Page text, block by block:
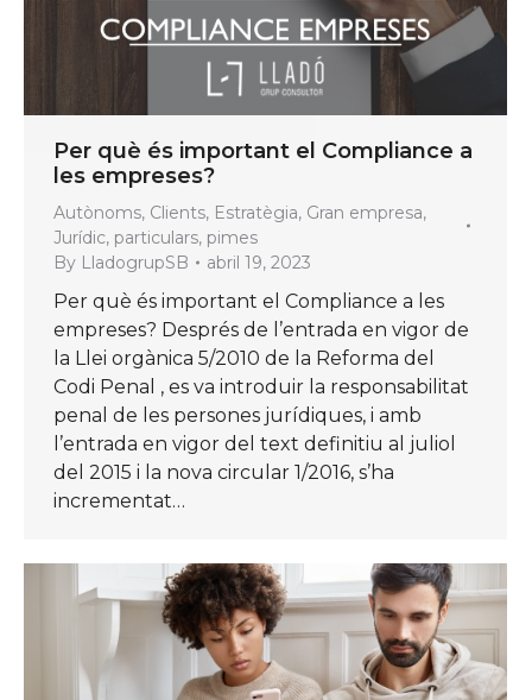
Per què és important el Compliance a
les empreses?
Autònoms, Clients, Estratègia, Gran empresa,
Jurídic, particulars, pimes
By LladogrupSB abril 19, 2023
Per què és important el Compliance a les
empreses? Després de l’entrada en vigor de
la Llei orgànica 5/2010 de la Reforma del
Codi Penal , es va introduir la responsabilitat
penal de les persones jurídiques, i amb
l’entrada en vigor del text definitiu al juliol
del 2015 i la nova circular 1/2016, s’ha
incrementat…